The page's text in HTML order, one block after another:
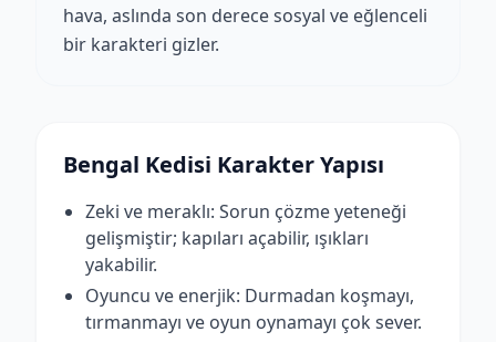
hava, aslında son derece sosyal ve eğlenceli
bir karakteri gizler.
Bengal Kedisi Karakter Yapısı
Zeki ve meraklı: Sorun çözme yeteneği
gelişmiştir; kapıları açabilir, ışıkları
yakabilir.
Oyuncu ve enerjik: Durmadan koşmayı,
tırmanmayı ve oyun oynamayı çok sever.